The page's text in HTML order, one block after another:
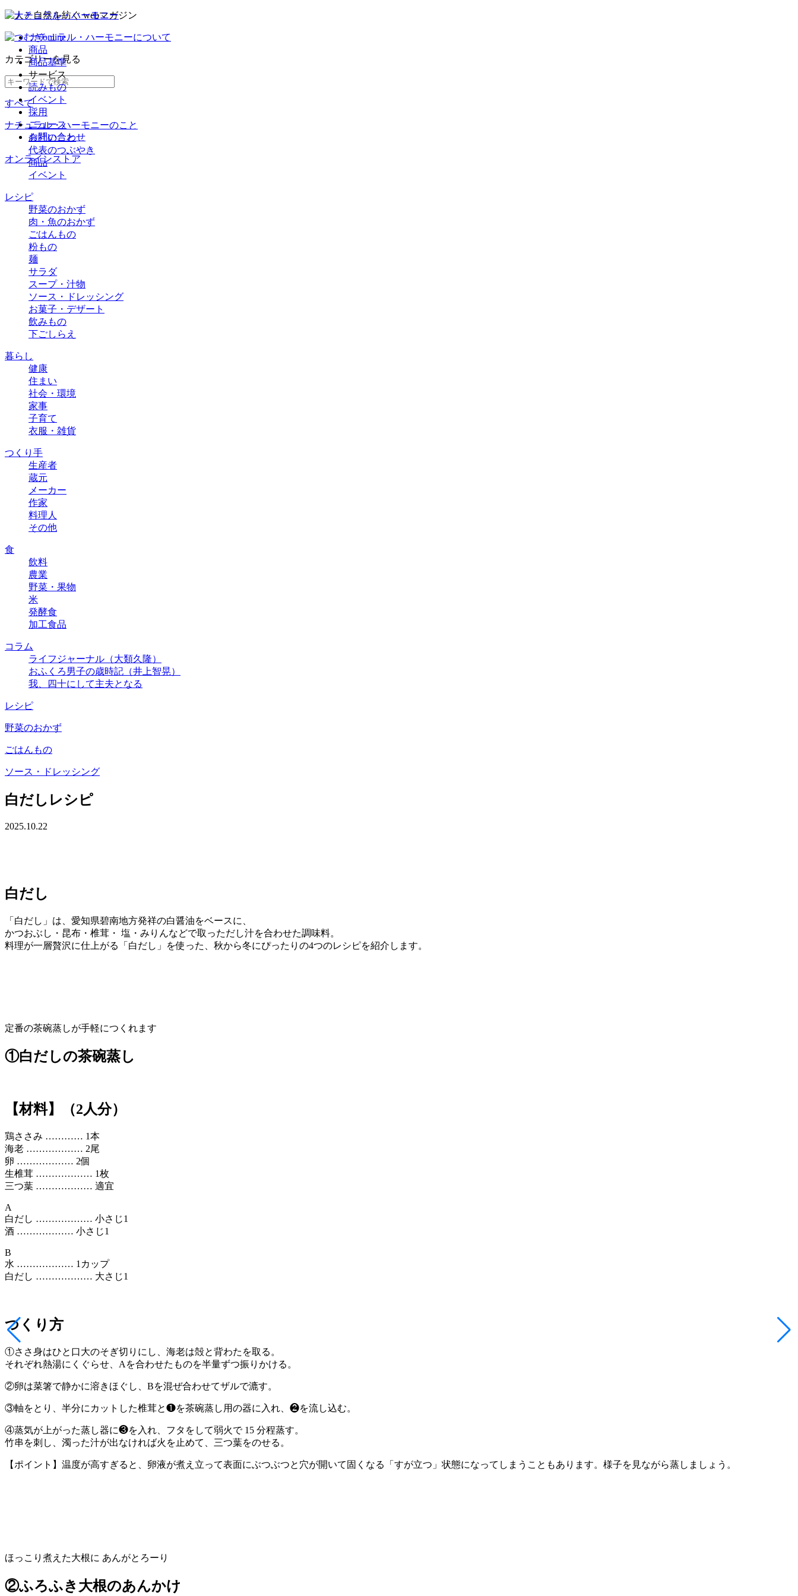
ナチュラル・ハーモニーについて
商品
商品基準
サービス
読みもの
イベント
採用
ニュース
お問い合わせ
オンラインストア
カテゴリーを見る
すべて
ナチュラル・ハーモニーのこと
会社のこと
代表のつぶやき
商品
イベント
レシピ
野菜のおかず
肉・魚のおかず
ごはんもの
粉もの
麺
サラダ
スープ・汁物
ソース・ドレッシング
お菓子・デザート
飲みもの
下ごしらえ
暮らし
健康
住まい
社会・環境
家事
子育て
衣服・雑貨
つくり手
生産者
蔵元
メーカー
作家
料理人
その他
食
飲料
農業
野菜・果物
米
発酵食
加工食品
コラム
ライフジャーナル（大類久隆）
おふくろ男子の歳時記（井上智晃）
我、四十にして主夫となる
レシピ
野菜のおかず
ごはんもの
ソース・ドレッシング
白だしレシピ
2025.10.22
白だし
「白だし」は、愛知県碧南地方発祥の白醤油をベースに、
かつおぶし・昆布・椎茸・ 塩・みりんなどで取っただし汁を合わせた調味料。
料理が一層贅沢に仕上がる「白だし」を使った、秋から冬にぴったりの4つのレシピを紹介します。
定番の茶碗蒸しが手軽につくれます
①白だしの茶碗蒸し
【材料】（2人分）
鶏ささみ ………… 1本
海老 ……………… 2尾
卵 ……………… 2個
生椎茸 ……………… 1枚
三つ葉 ……………… 適宜
A
白だし ……………… 小さじ1
酒 ……………… 小さじ1
B
水 ……………… 1カップ
白だし ……………… 大さじ1
つくり方
①ささ身はひと口大のそぎ切りにし、海老は殻と背わたを取る。
それぞれ熱湯にくぐらせ、Aを合わせたものを半量ずつ振りかける。
②卵は菜箸で静かに溶きほぐし、Bを混ぜ合わせてザルで漉す。
③軸をとり、半分にカットした椎茸と❶を茶碗蒸し用の器に入れ、❷を流し込む。
④蒸気が上がった蒸し器に❸を入れ、フタをして弱火で 15 分程蒸す。
竹串を刺し、濁った汁が出なければ火を止めて、三つ葉をのせる。
【ポイント】温度が高すぎると、卵液が煮え立って表面にぶつぶつと穴が開いて固くなる「すが立つ」状態になってしまうこともあります。様子を見ながら蒸しましょう。
ほっこり煮えた大根に あんがとろーり
②ふろふき大根のあんかけ